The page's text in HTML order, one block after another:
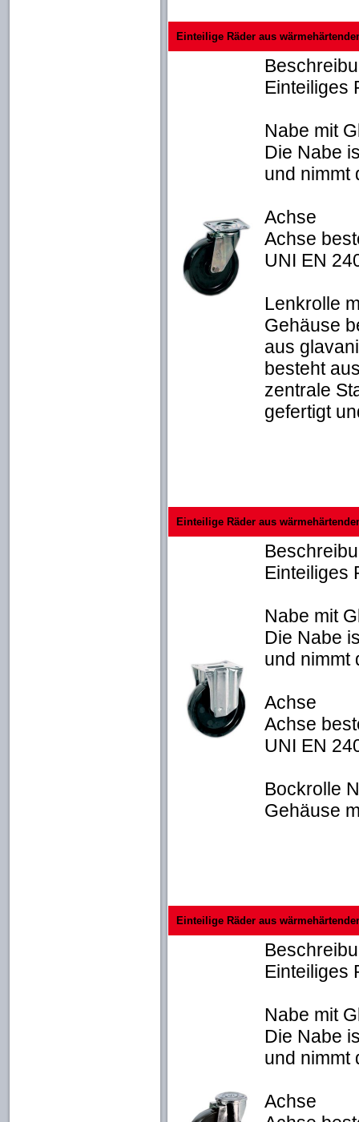
Einteilige Räder aus
Einteiliges
Nabe mit
Die Nabe
und nimmt
Achse
Achse
UNI EN
Lenkrolle
Gehäuse
aus
besteht
zentrale
gefertigt
Einteilige Räder aus
Einteiliges
Nabe mit
Die Nabe
und nimmt
Achse
Achse
UNI EN
Bockrolle
Gehäuse
Einteilige Räder aus
Einteiliges
Nabe mit
Die Nabe
und nimmt
Achse